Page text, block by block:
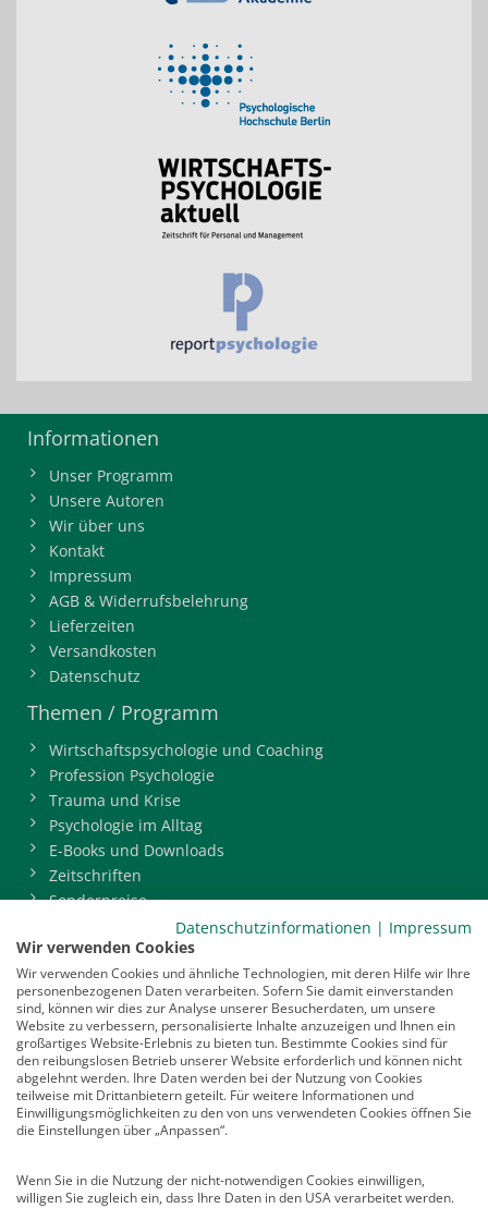
Informationen
Unser Programm
Unsere Autoren
Wir über uns
Kontakt
Impressum
AGB & Widerrufsbelehrung
Lieferzeiten
Versandkosten
Datenschutz
Themen / Programm
Wirtschaftspsychologie und Coaching
Profession Psychologie
Trauma und Krise
Psychologie im Alltag
E-Books und Downloads
Zeitschriften
Sonderpreise
BDP-Mitgliederbereich
Service
Newsletter
Mediadaten
Infocenter
Veranstaltungen
Nachrichten
Abo kündigen
Vertrag widerrufen
Datenschutzinformationen | Impressum
Wir verwenden Cookies
Wir verwenden Cookies und ähnliche Technologien, mit deren Hilfe wir Ihre
personenbezogenen Daten verarbeiten. Sofern Sie damit einverstanden
sind, können wir dies zur Analyse unserer Besucherdaten, um unsere
Website zu verbessern, personalisierte Inhalte anzuzeigen und Ihnen ein
großartiges Website-Erlebnis zu bieten tun. Bestimmte Cookies sind für
den reibungslosen Betrieb unserer Website erforderlich und können nicht
abgelehnt werden. Ihre Daten werden bei der Nutzung von Cookies
teilweise mit Drittanbietern geteilt. Für weitere Informationen und
Einwilligungsmöglichkeiten zu den von uns verwendeten Cookies öffnen Sie
die Einstellungen über „Anpassen“.
Wenn Sie in die Nutzung der nicht-notwendigen Cookies einwilligen,
willigen Sie zugleich ein, dass Ihre Daten in den USA verarbeitet werden.